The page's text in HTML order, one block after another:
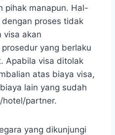
pihak manapun. Hal-
proses tidak
visa akan
yang berlaku
Apabila visa ditolak
atas biaya visa,
lain yang sudah
hotel/partner.
yang dikunjungi